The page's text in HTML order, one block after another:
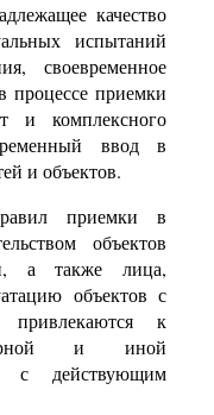
качество
испытаний
своевременное
процессе приемки
и комплексного
ввод в
и объектов.
приемки в
объектов
а также лица,
объектов с
привлекаются к
и иной
с действующим